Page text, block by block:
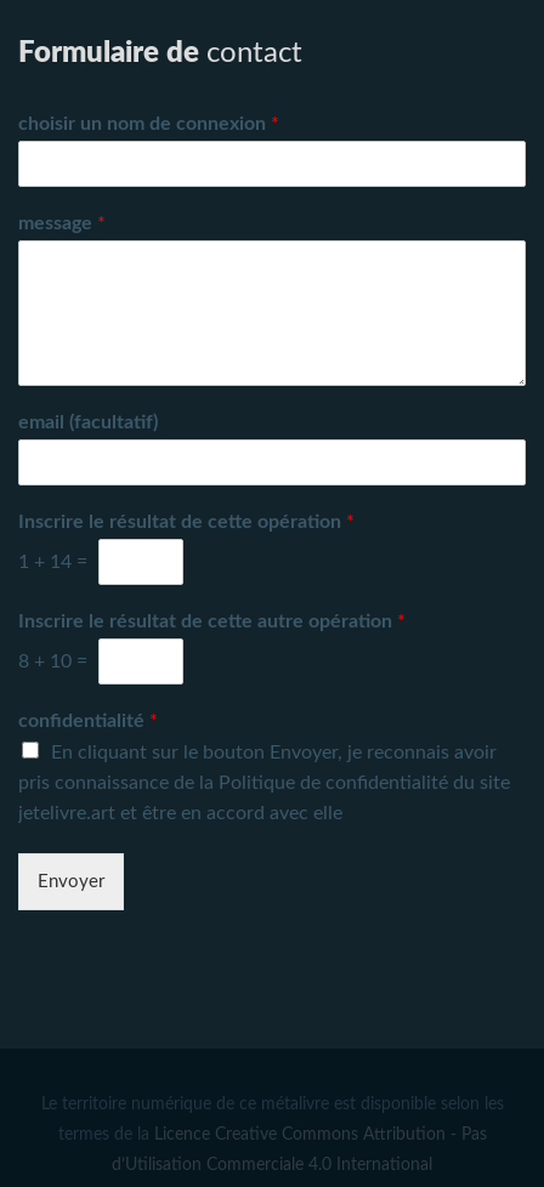
Formulaire de contact
choisir un nom de connexion *
message *
email (facultatif)
Inscrire le résultat de cette opération *
1 + 14 =
Inscrire le résultat de cette autre opération *
8 + 10 =
confidentialité *
En cliquant sur le bouton Envoyer, je reconnais avoir
pris connaissance de la Politique de confidentialité du site
jetelivre.art et être en accord avec elle
Envoyer
Le territoire numérique de ce métalivre est disponible selon les
termes de la Licence Creative Commons Attribution - Pas
d’Utilisation Commerciale 4.0 International